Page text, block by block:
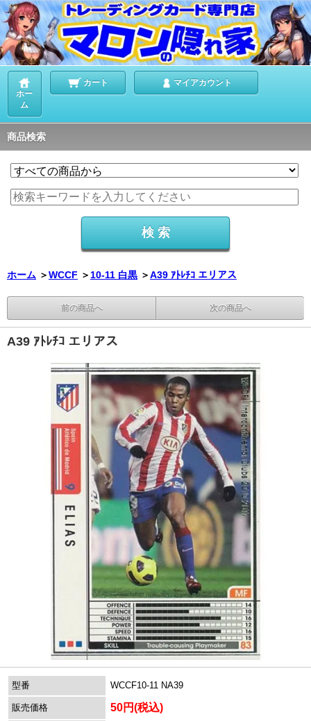
ホー
ム
カート マイアカウント
商品検索
ホーム ＞WCCF ＞10-11 白黒 ＞A39 ｱﾄﾚﾁｺ エリアス
前の商品へ 次の商品へ
A39 ｱﾄﾚﾁｺ エリアス
型番 WCCF10-11 NA39
販売価格 50円(税込)